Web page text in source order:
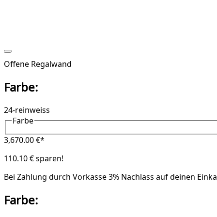
Offene Regalwand
Farbe:
24-reinweiss
Farbe
3,670.00 €*
110.10 € sparen!
Bei Zahlung durch Vorkasse3% Nachlass auf deinen
Farbe: